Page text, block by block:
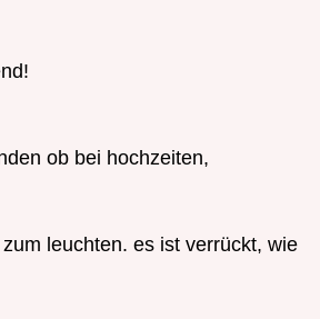
ob bei hochzeiten,
leuchten. es ist verrückt, wie